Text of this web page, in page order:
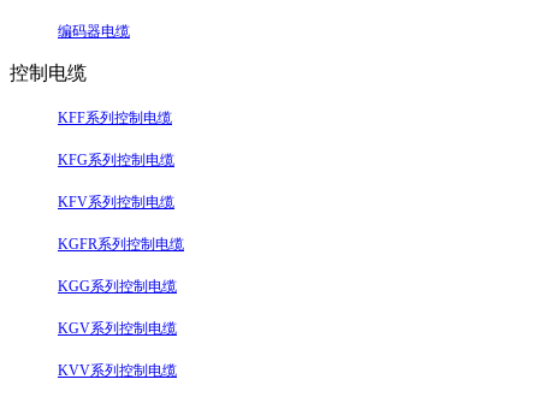
编码器电缆
控制电缆
KFF系列控制电缆
KFG系列控制电缆
KFV系列控制电缆
KGFR系列控制电缆
KGG系列控制电缆
KGV系列控制电缆
KVV系列控制电缆